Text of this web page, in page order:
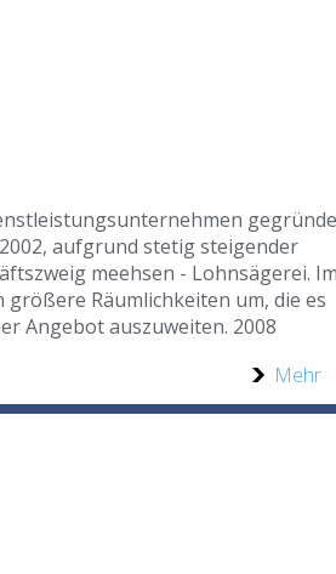
aufgrund stetig steigender
meehsen - Lohnsägerei.
größere Räumlichkeiten um, die es
Angebot auszuweiten. 2008
Mehr